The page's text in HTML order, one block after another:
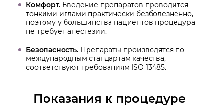
Комфорт.Введение препаратов проводится
тонкими иглами практически безболезненно,
поэтому у большинства пациентов процедура
не требует анестезии.
Безопасность.Препараты производятся по
международным стандартам качества,
соответствуют требованиям ISO 13485.
Показания к процедуре